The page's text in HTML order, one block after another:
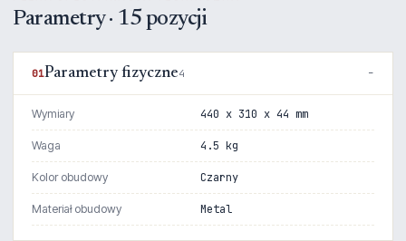
Parametry · 15 pozycji
01Parametry fizyczne4
Wymiary 440 x 310 x 44 mm
Waga 4.5 kg
Kolor obudowy Czarny
Materiał obudowy Metal